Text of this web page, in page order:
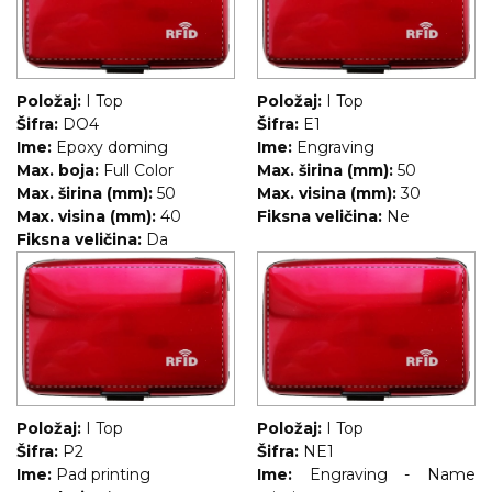
RADNA OPREMA
Položaj: I Top
Šifra: DO4
Ime: Epoxy doming
Max. boja: Full Color
Max. širina (mm): 50
Max. visina (mm): 40
Fiksna veličina: Da
Položaj: I Top
Šifra: E1
Ime: Engraving
Max. širina (mm): 50
Max. visina (mm): 30
Fiksna veličina: Ne
Položaj: I Top
Šifra: P2
Ime: Pad printing
Položaj: I Top
Šifra: NE1
Ime:
Engraving - Name